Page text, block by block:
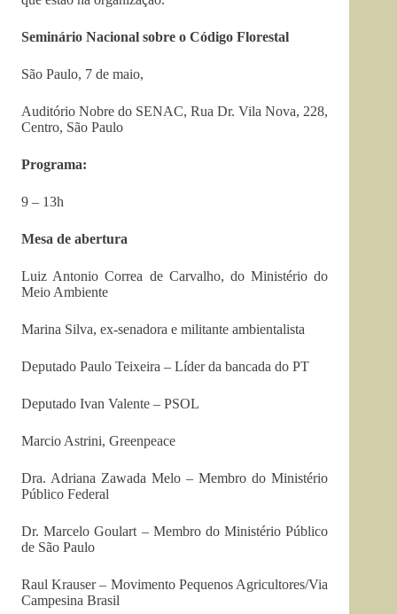
Seminário Nacional sobre o Código Florestal
São Paulo, 7 de maio,
Auditório Nobre do SENAC, Rua Dr. Vila Nova, 228,
Centro, São Paulo
Programa:
9 – 13h
Mesa de abertura
Luiz Antonio Correa de Carvalho, do Ministério do
Meio Ambiente
Marina Silva, ex-senadora e militante ambientalista
Deputado Paulo Teixeira – Líder da bancada do PT
Deputado Ivan Valente – PSOL
Marcio Astrini, Greenpeace
Dra. Adriana Zawada Melo – Membro do Ministério
Público Federal
Dr. Marcelo Goulart – Membro do Ministério Público
de São Paulo
Raul Krauser – Movimento Pequenos Agricultores/Via
Campesina Brasil